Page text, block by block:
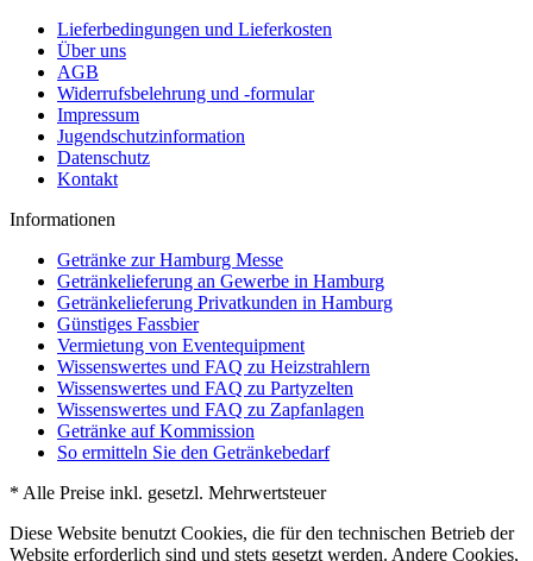
Lieferbedingungen und Lieferkosten
Über uns
AGB
Widerrufsbelehrung und -formular
Impressum
Jugendschutzinformation
Datenschutz
Kontakt
Informationen
Getränke zur Hamburg Messe
Getränkelieferung an Gewerbe in Hamburg
Getränkelieferung Privatkunden in Hamburg
Günstiges Fassbier
Vermietung von Eventequipment
Wissenswertes und FAQ zu Heizstrahlern
Wissenswertes und FAQ zu Partyzelten
Wissenswertes und FAQ zu Zapfanlagen
Getränke auf Kommission
So ermitteln Sie den Getränkebedarf
* Alle Preise inkl. gesetzl. Mehrwertsteuer
Diese Website benutzt Cookies, die für den technischen Betrieb der
Website erforderlich sind und stets gesetzt werden. Andere Cookies,